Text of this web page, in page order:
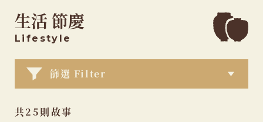
容
故
事
選
單
及
標
選
生活 節慶
Lifestyle
篩選 Filter
共25則故事